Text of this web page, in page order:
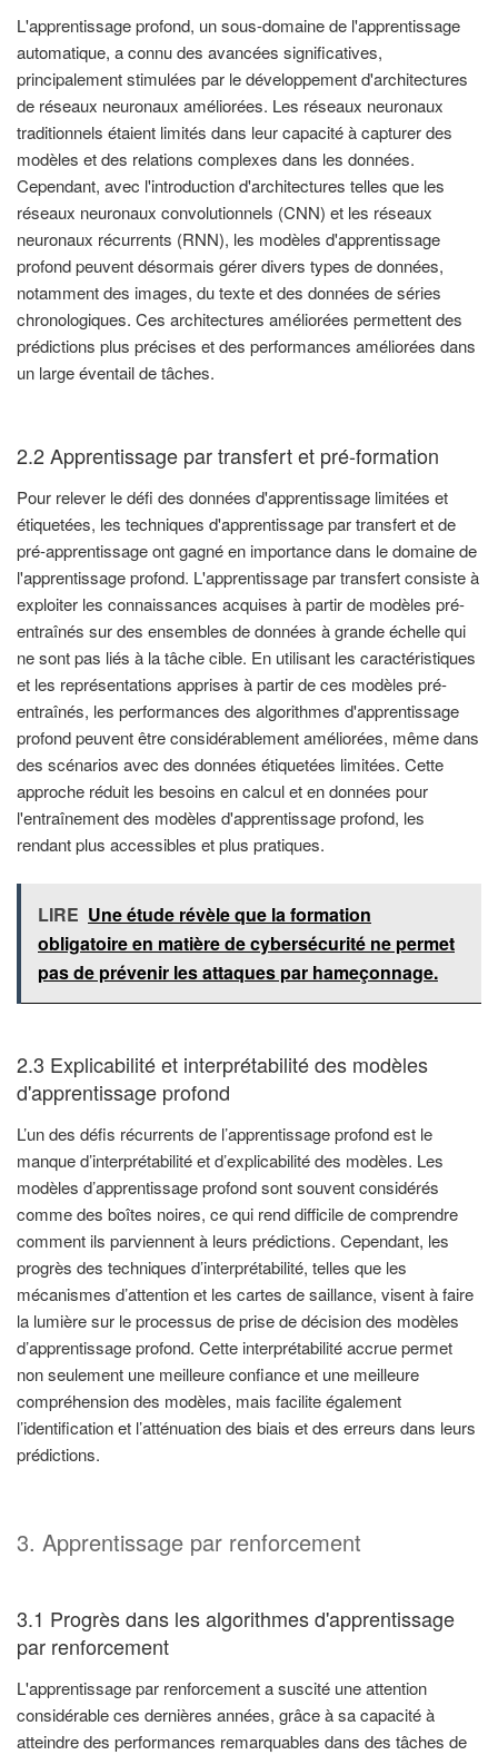
L'apprentissage profond, un sous-domaine de l'apprentissage
automatique, a connu des avancées significatives,
principalement stimulées par le développement d'architectures
de réseaux neuronaux améliorées. Les réseaux neuronaux
traditionnels étaient limités dans leur capacité à capturer des
modèles et des relations complexes dans les données.
Cependant, avec l'introduction d'architectures telles que les
réseaux neuronaux convolutionnels (CNN) et les réseaux
neuronaux récurrents (RNN), les modèles d'apprentissage
profond peuvent désormais gérer divers types de données,
notamment des images, du texte et des données de séries
chronologiques. Ces architectures améliorées permettent des
prédictions plus précises et des performances améliorées dans
un large éventail de tâches.
2.2 Apprentissage par transfert et pré-formation
Pour relever le défi des données d'apprentissage limitées et
étiquetées, les techniques d'apprentissage par transfert et de
pré-apprentissage ont gagné en importance dans le domaine de
l'apprentissage profond. L'apprentissage par transfert consiste à
exploiter les connaissances acquises à partir de modèles pré-
entraînés sur des ensembles de données à grande échelle qui
ne sont pas liés à la tâche cible. En utilisant les caractéristiques
et les représentations apprises à partir de ces modèles pré-
entraînés, les performances des algorithmes d'apprentissage
profond peuvent être considérablement améliorées, même dans
des scénarios avec des données étiquetées limitées. Cette
approche réduit les besoins en calcul et en données pour
l'entraînement des modèles d'apprentissage profond, les
rendant plus accessibles et plus pratiques.
LIRE Une étude révèle que la formation
obligatoire en matière de cybersécurité ne permet
pas de prévenir les attaques par hameçonnage.
2.3 Explicabilité et interprétabilité des modèles
d'apprentissage profond
L’un des défis récurrents de l’apprentissage profond est le
manque d’interprétabilité et d’explicabilité des modèles. Les
modèles d’apprentissage profond sont souvent considérés
comme des boîtes noires, ce qui rend difficile de comprendre
comment ils parviennent à leurs prédictions. Cependant, les
progrès des techniques d’interprétabilité, telles que les
mécanismes d’attention et les cartes de saillance, visent à faire
la lumière sur le processus de prise de décision des modèles
d’apprentissage profond. Cette interprétabilité accrue permet
non seulement une meilleure confiance et une meilleure
compréhension des modèles, mais facilite également
l’identification et l’atténuation des biais et des erreurs dans leurs
prédictions.
3. Apprentissage par renforcement
3.1 Progrès dans les algorithmes d'apprentissage
par renforcement
L'apprentissage par renforcement a suscité une attention
considérable ces dernières années, grâce à sa capacité à
atteindre des performances remarquables dans des tâches de